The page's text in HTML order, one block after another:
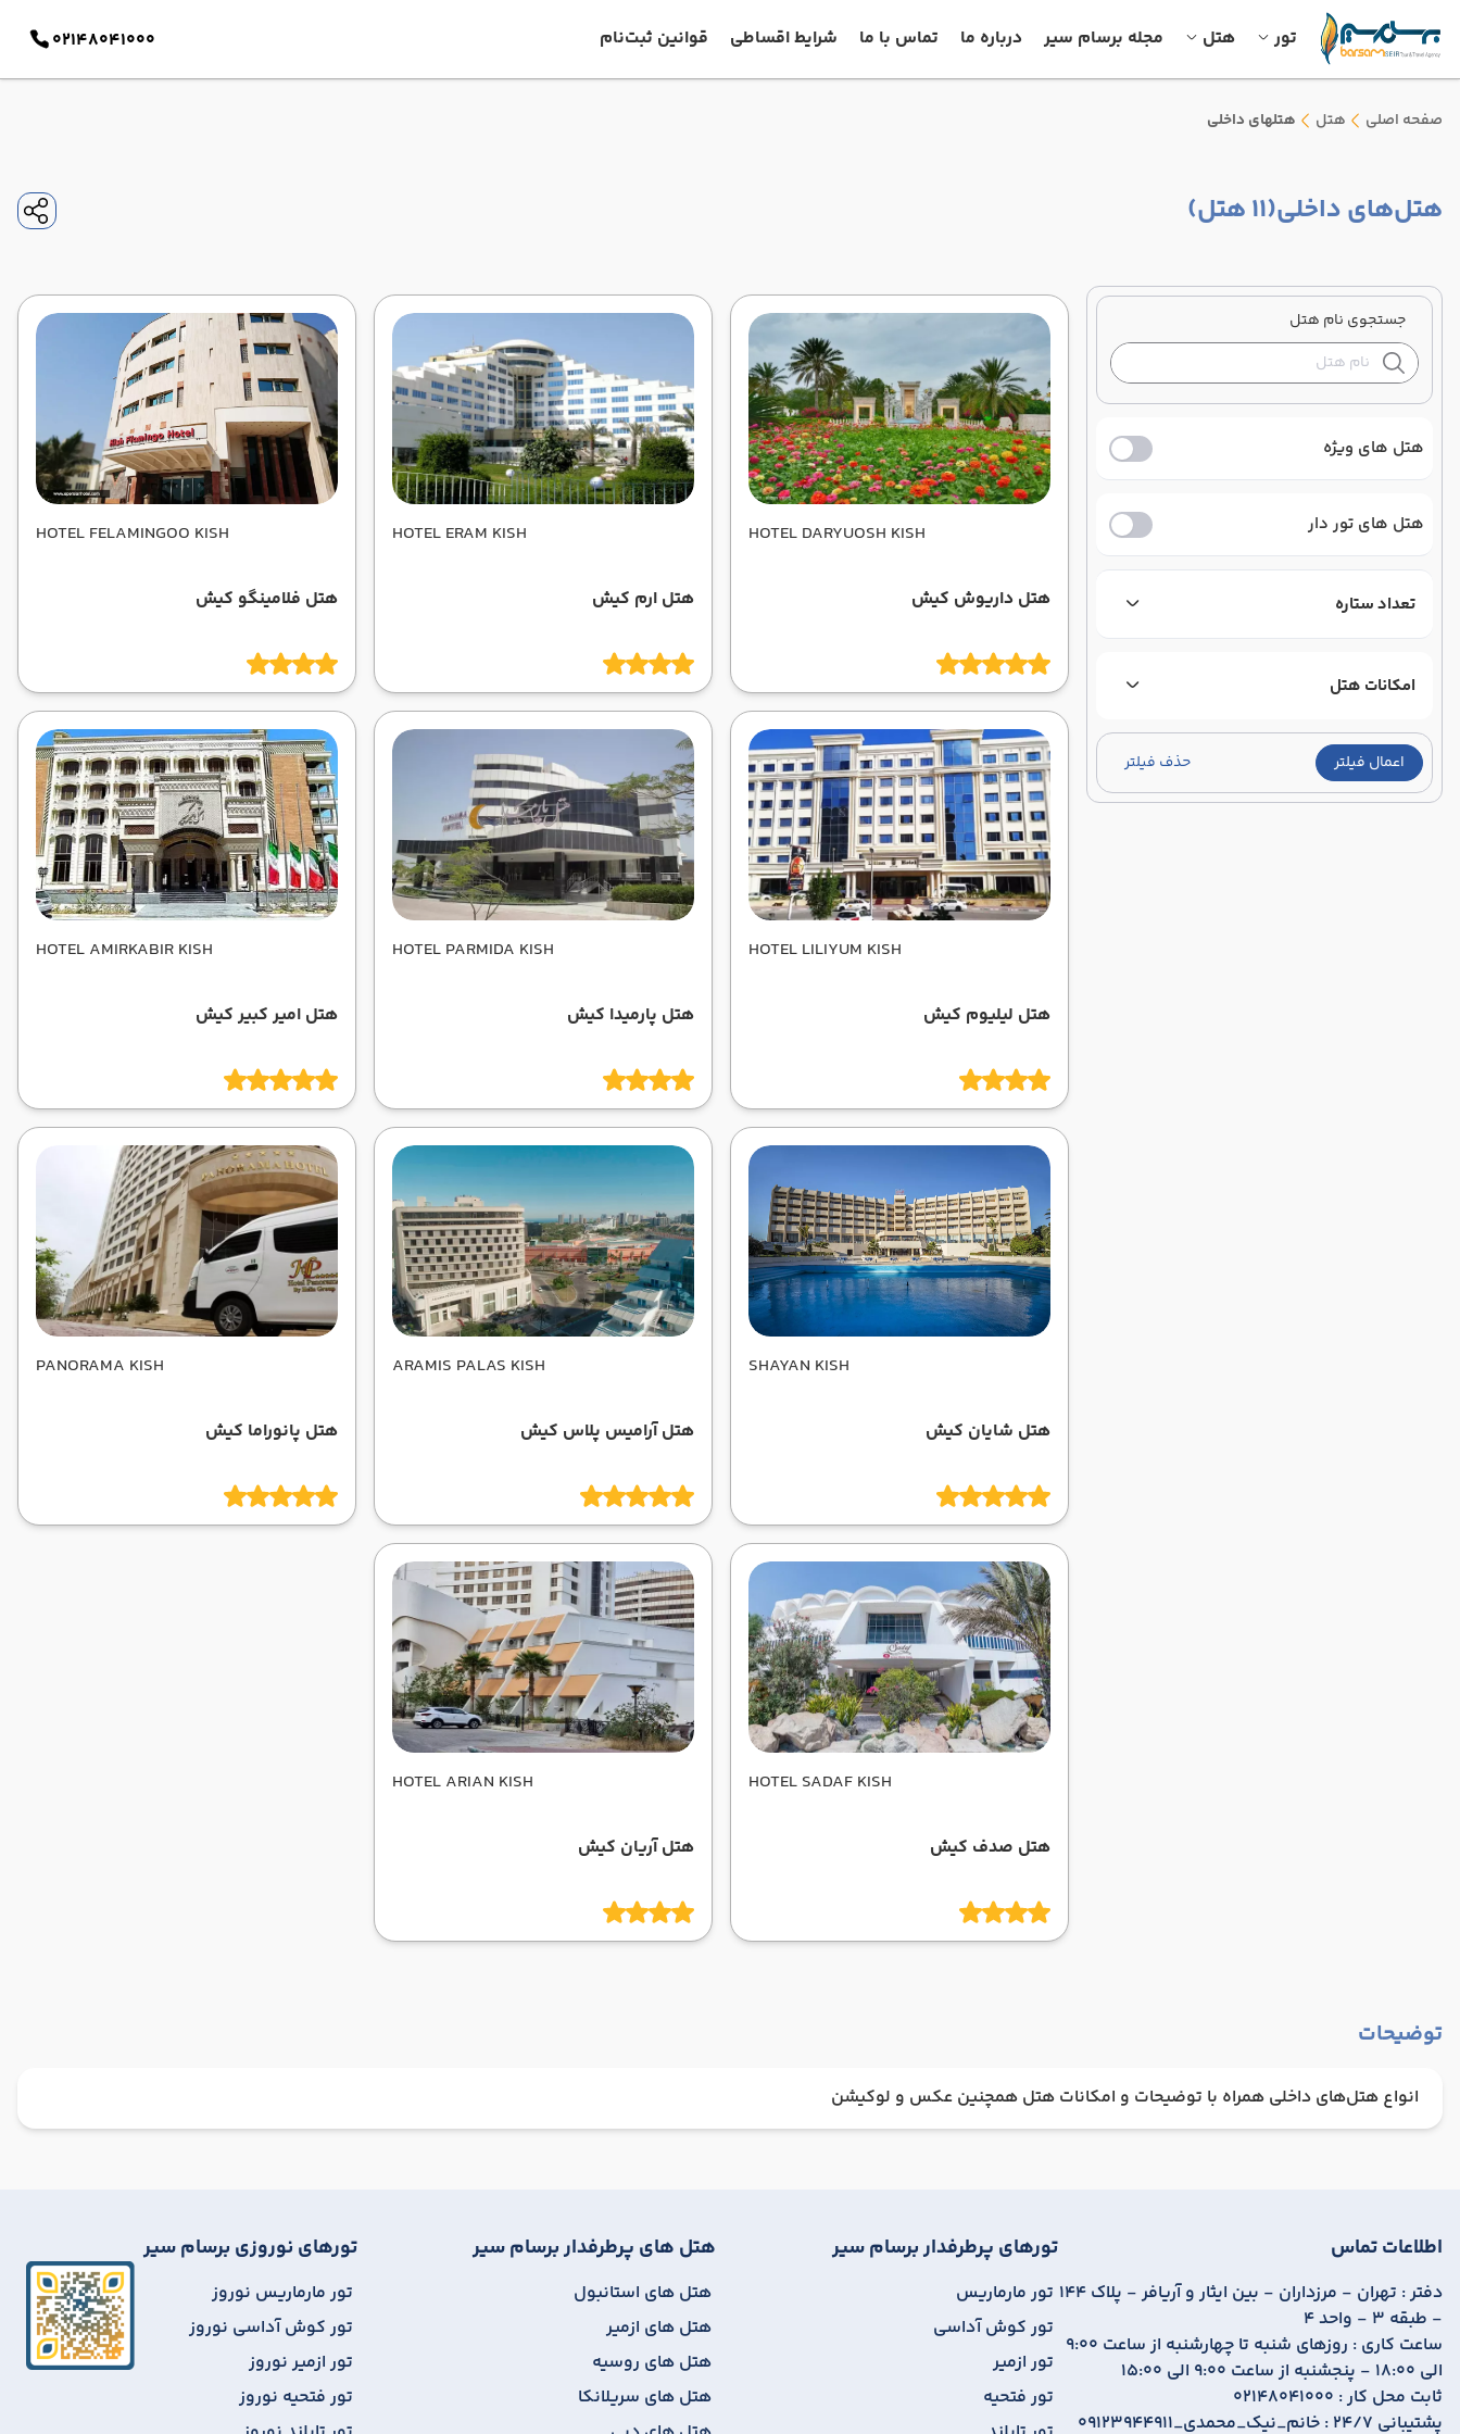
تور هتل مجله برسام سیر درباره ما تماس با ما شرایط اقساطی قوانین ثبت‌نام 02148041000
صفحه اصلی هتل هتلهای داخلی
هتل‌های داخلی(11 هتل)
جستجوی نام هتل
هتل های ویژه
هتل های تور دار
تعداد ستاره
امکانات هتل
اعمال فیلتر حذف فیلتر
HOTEL DARYUOSH KISH
هتل داریوش کیش
HOTEL ERAM KISH
هتل ارم کیش
HOTEL FELAMINGOO KISH
هتل فلامینگو کیش
HOTEL LILIYUM KISH
هتل لیلیوم کیش
HOTEL PARMIDA KISH
هتل پارمیدا کیش
HOTEL AMIRKABIR KISH
هتل امیر کبیر کیش
SHAYAN KISH
هتل شایان کیش
ARAMIS PALAS KISH
هتل آرامیس پلاس کیش
PANORAMA KISH
هتل پانوراما کیش
HOTEL SADAF KISH
هتل صدف کیش
HOTEL ARIAN KISH
هتل آریان کیش
توضیحات
انواع هتل‌های داخلی همراه با توضیحات و امکانات هتل همچنین عکس و لوکیشن
اطلاعات تماس
دفتر :
تهران - مرزداران - بین ایثار و آریافر - پلاک 144
- طبقه 3 - واحد 4
ساعت کاری :
روزهای شنبه تا چهارشنبه از ساعت 9:00
الی 18:00 - پنجشنبه از ساعت 9:00 الی 15:00
ثابت محل کار : 02148041000
پشتیبانی 24/7 :
09123944911_خانم_نیک_محمدی
تورهای پرطرفدار برسام سیر
تور مارماریس
تور کوش آداسی
تور ازمیر
تور فتحیه
هتل های پرطرفدار برسام سیر
هتل های استانبول
هتل های ازمیر
هتل های روسیه
هتل های سریلانکا
تورهای نوروزی برسام سیر
تور مارماریس نوروز
تور کوش آداسی نوروز
تور ازمیر نوروز
تور فتحیه نوروز